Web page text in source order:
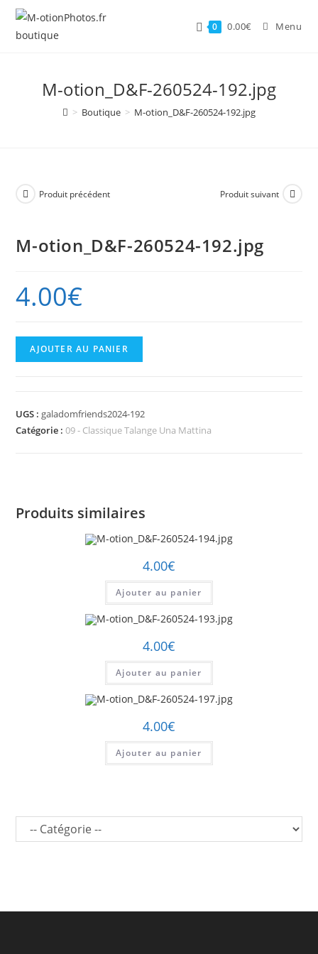
Skip
content
0 0.00€ Menu
M-otion_D&F-260524-192.jpg
> Boutique > M-otion_D&F-260524-192.jpg
Produit précédent Produit suivant
M-otion_D&F-260524-192.jpg
4.00€
quantité
de
260524-
192.jpg
AJOUTER AU PANIER
UGS : galadomfriends2024-192
Catégorie :09 - Classique Talange Una Mattina
Produits similaires
4.00€
Ajouter au panier
4.00€
Ajouter au panier
4.00€
Ajouter au panier